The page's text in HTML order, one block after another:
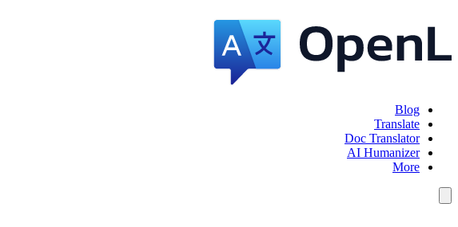
Blog
Translate
Doc Translator
AI Humanizer
More